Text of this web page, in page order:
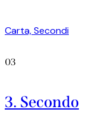
Carta,Secondi
03
3. Secondo